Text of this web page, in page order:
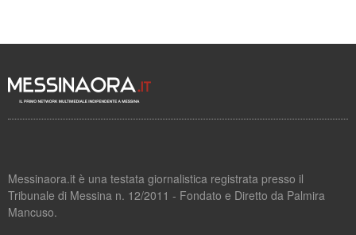
Messinaora.it è una testata giornalistica registrata presso il
Tribunale di Messina n. 12/2011 - Fondato e Diretto da Palmira
Mancuso.